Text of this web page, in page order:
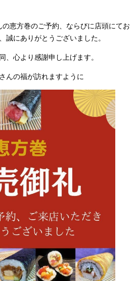
恵方巻のご予約、ならびに店頭にてお
誠にありがとうございました。
、心より感謝申し上げます。
んの福が訪れますように